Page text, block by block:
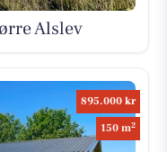
Alslev
895.000 kr
150 m2